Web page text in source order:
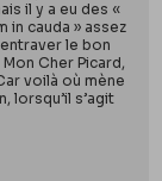
il y a eu des «
in cauda » assez
le bon
Cher Picard,
voilà où mène
lorsqu’il s’agit